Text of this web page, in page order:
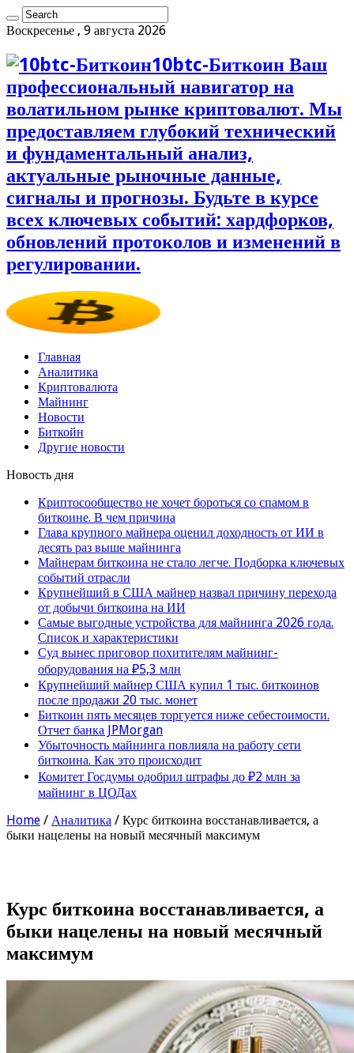
Воскресенье , 9 августа 2026
10btc-Биткоин Ваш
профессиональный навигатор на
волатильном рынке криптовалют. Мы
предоставляем глубокий технический
и фундаментальный анализ,
актуальные рыночные данные,
сигналы и прогнозы. Будьте в курсе
всех ключевых событий: хардфорков,
обновлений протоколов и изменений в
регулировании.
Главная
Аналитика
Криптовалюта
Майнинг
Новости
Биткойн
Другие новости
Новость дня
Криптосообщество не хочет бороться со спамом в
биткоине. В чем причина
Глава крупного майнера оценил доходность от ИИ в
десять раз выше майнинга
Майнерам биткоина не стало легче. Подборка ключевых
событий отрасли
Крупнейший в США майнер назвал причину перехода
от добычи биткоина на ИИ
Самые выгодные устройства для майнинга 2026 года.
Список и характеристики
Суд вынес приговор похитителям майнинг-
оборудования на ₽5,3 млн
Крупнейший майнер США купил 1 тыс. биткоинов
после продажи 20 тыс. монет
Биткоин пять месяцев торгуется ниже себестоимости.
Отчет банка JPMorgan
Убыточность майнинга повлияла на работу сети
биткоина. Как это происходит
Комитет Госдумы одобрил штрафы до ₽2 млн за
майнинг в ЦОДах
Home / Аналитика / Курс биткоина восстанавливается, а
быки нацелены на новый месячный максимум
Курс биткоина восстанавливается, а
быки нацелены на новый месячный
максимум